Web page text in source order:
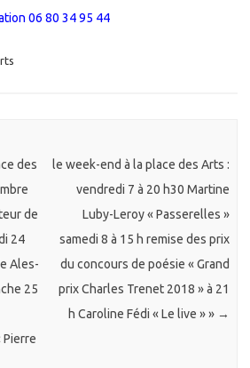
06 80 34 95 44
des
de
24
Ales-
25
Pierre
le week-end à la place des Arts :
vendredi 7 à 20 h30 Martine
Luby-Leroy « Passerelles »
samedi 8 à 15 h remise des prix
du concours de poésie « Grand
prix Charles Trenet 2018 » à 21
h Caroline Fédi « Le live » » →